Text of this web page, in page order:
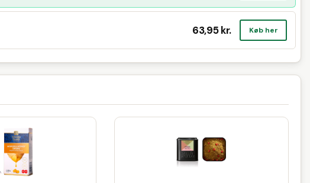
63,95 kr. Køb her